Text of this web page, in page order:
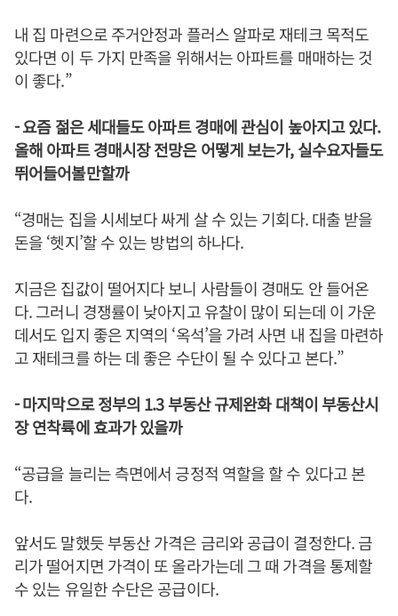
내 집 마련으로 주거안정과 플러스 알파로 재테크 목적도
있다면 이 두 가지 만족을 위해서는 아파트를 매매하는 것
이 좋다.”
- 요즘 젊은 세대들도 아파트 경매에 관심이 높아지고 있다.
올해 아파트 경매시장 전망은 어떻게 보는가, 실수요자들도
뛰어들어볼만할까
“경매는 집을 시세보다 싸게 살 수 있는 기회다. 대출 받을
돈을 ‘헷지’할 수 있는 방법의 하나다.
지금은 집값이 떨어지다 보니 사람들이 경매도 안 들어온
다. 그러니 경쟁률이 낮아지고 유찰이 많이 되는데 이 가운
데서도 입지 좋은 지역의 ‘옥석’을 가려 사면 내 집을 마련하
고 재테크를 하는 데 좋은 수단이 될 수 있다고 본다.”
- 마지막으로 정부의 1.3 부동산 규제완화 대책이 부동산시
장 연착륙에 효과가 있을까
“공급을 늘리는 측면에서 긍정적 역할을 할 수 있다고 본
다.
앞서도 말했듯 부동산 가격은 금리와 공급이 결정한다. 금
리가 떨어지면 가격이 또 올라가는데 그 때 가격을 통제할
수 있는 유일한 수단은 공급이다.